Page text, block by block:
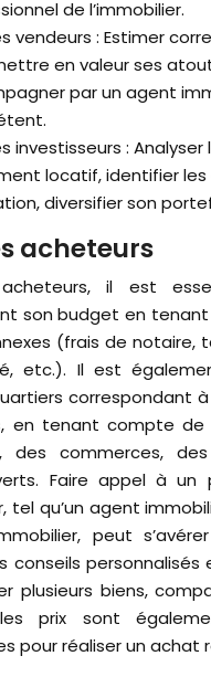
de l’immobilier.
vendeurs : Estimer
en valeur ses
par un agent
investisseurs :
locatif, identifier
diversifier son
acheteurs
il est
son budget en
(frais de notaire,
etc.). Il est
correspondant
en tenant compte de
des commerces,
Faire appel à un
tel qu’un agent
peut
conseils personnalisés
plusieurs biens,
prix sont
pour réaliser un achat